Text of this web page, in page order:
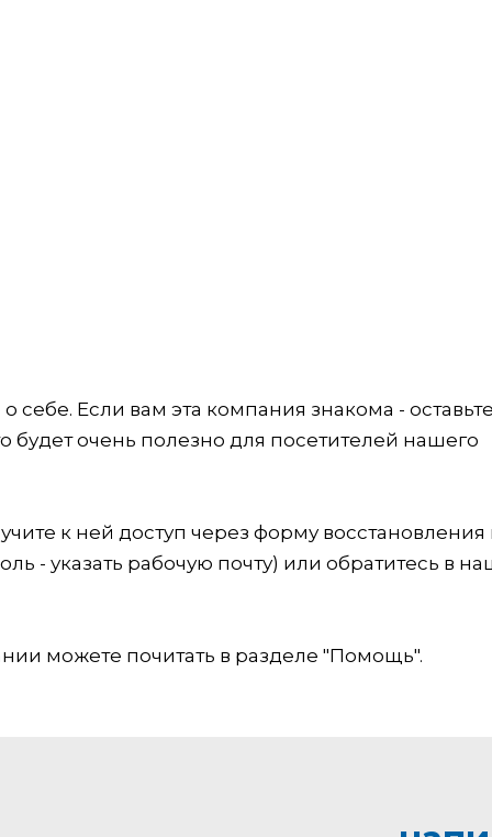
Если вам эта компания знакома -
будет очень полезно для посетителей нашего
к ней доступ через форму восстановления
- указать рабочую почту) или обратитесь в
можете почитать в разделе "Помощь".